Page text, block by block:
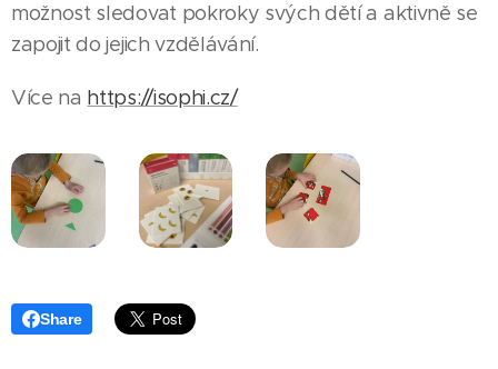
možnost sledovat pokroky svých dětí a aktivně se
zapojit do jejich vzdělávání.
Více na https://isophi.cz/
Share